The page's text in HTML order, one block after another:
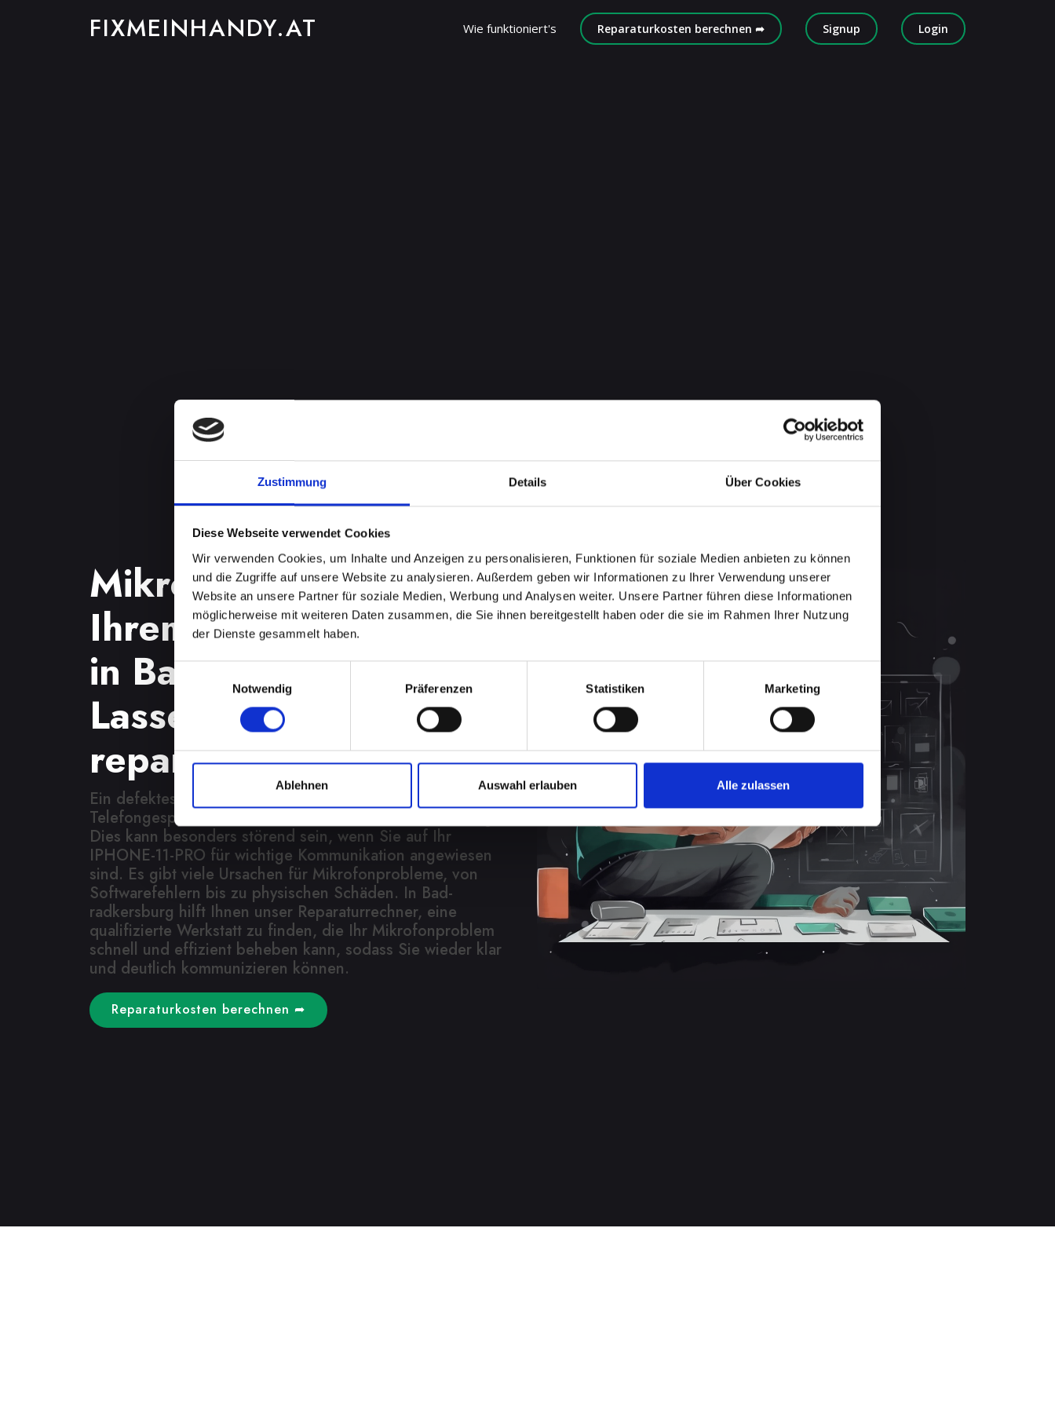
Zustimmung Details Über Cookies
Diese Webseite verwendet Cookies
Wir verwenden Cookies, um Inhalte und Anzeigen zu personalisieren, Funktionen für soziale Medien anbieten zu können
und die Zugriffe auf unsere Website zu analysieren. Außerdem geben wir Informationen zu Ihrer Verwendung unserer
Website an unsere Partner für soziale Medien, Werbung und Analysen weiter. Unsere Partner führen diese Informationen
möglicherweise mit weiteren Daten zusammen, die Sie ihnen bereitgestellt haben oder die sie im Rahmen Ihrer Nutzung
der Dienste gesammelt haben.
Einwilligungsauswahl
Notwendig
Präferenzen Statistiken Marketing
Ablehnen Auswahl erlauben Alle zulassen
FIXMEINHANDY.AT Wie funktioniert's Reparaturkosten berechnen ➦ Signup Login
Mikrofondefekt bei
Ihrem IPHONE-11-PRO
in Bad-radkersburg?
Lassen Sie es jetzt
reparieren
Ein defektes Mikrofon kann Ihre Fähigkeit, an
Telefongesprächen teilzunehmen, erheblich beeinträchtigen.
Dies kann besonders störend sein, wenn Sie auf Ihr
IPHONE-11-PRO für wichtige Kommunikation angewiesen
sind. Es gibt viele Ursachen für Mikrofonprobleme, von
Softwarefehlern bis zu physischen Schäden. In Bad-
radkersburg hilft Ihnen unser Reparaturrechner, eine
qualifizierte Werkstatt zu finden, die Ihr Mikrofonproblem
schnell und effizient beheben kann, sodass Sie wieder klar
und deutlich kommunizieren können.
Reparaturkosten berechnen ➦